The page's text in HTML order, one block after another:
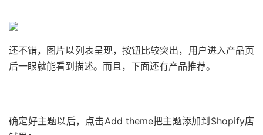
还不错，图片以列表呈现，按钮比较突出，用户进入产品页
后一眼就能看到描述。而且，下面还有产品推荐。
确定好主题以后，点击Add theme把主题添加到Shopify店